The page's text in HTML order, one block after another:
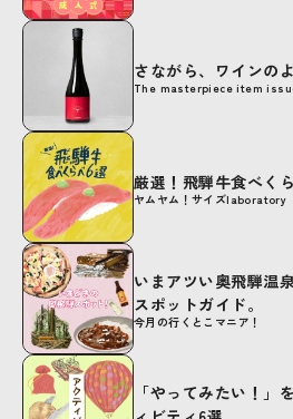
The masterpiece item
さながら、ワインのよ
ヤムヤム！サイズlaboratory
厳選！飛騨牛食べく
今月の行くとこマニア！
いまアツい奥飛騨温
スポットガイド。
「やってみたい！」